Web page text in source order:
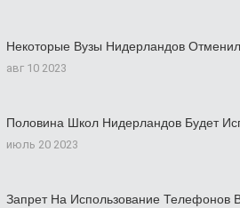
Некоторые Вузы Нидерландов
авг 10 2023
Половина Школ Нидерландов Будет
июль 20 2023
Запрет На Использование Телефонов